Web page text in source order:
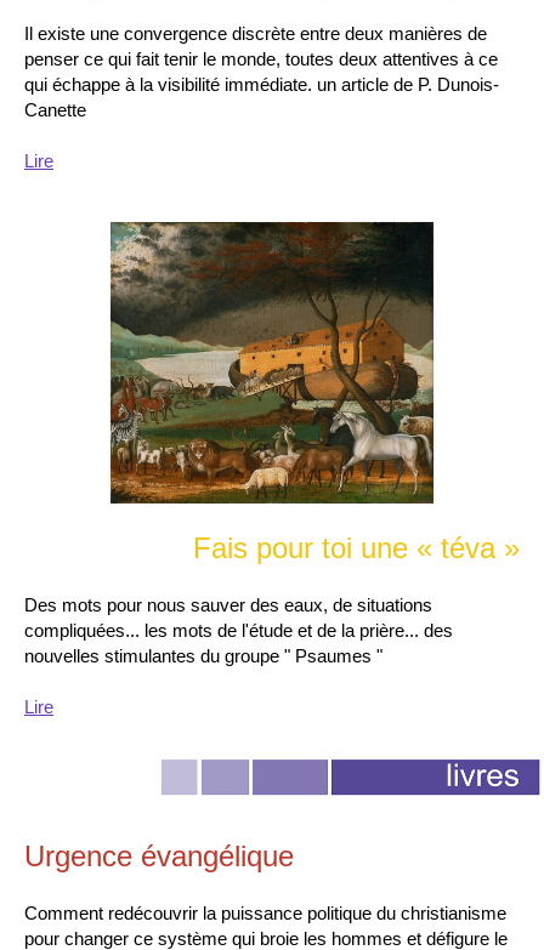
Il existe une convergence discrète entre deux manières de
penser ce qui fait tenir le monde, toutes deux attentives à ce
qui échappe à la visibilité immédiate. un article de P. Dunois-
Canette
Lire
Fais pour toi une « téva »
Des mots pour nous sauver des eaux, de situations
compliquées... les mots de l'étude et de la prière... des
nouvelles stimulantes du groupe " Psaumes "
Lire
Urgence évangélique
Comment redécouvrir la puissance politique du christianisme
pour changer ce système qui broie les hommes et défigure le